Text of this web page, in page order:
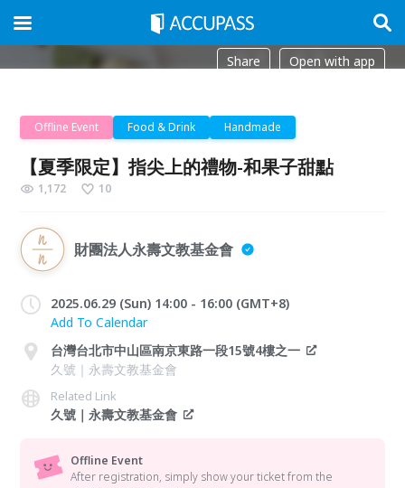
Share Open with app
Offline Event Food & Drink Handmade
【夏季限定】指尖上的禮物-和果子甜點
1,172 10
財團法人永壽文教基金會
2025.06.29 (Sun) 14:00 - 16:00 (GMT+8)
Add To Calendar
台灣台北市中山區南京東路一段15號4樓之一
久號｜永壽文教基金會
Related Link
久號｜永壽文教基金會
Offline Event
After registration, simply show your ticket from the